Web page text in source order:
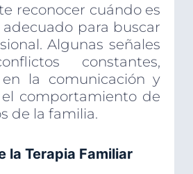
reconocer cuándo es
para buscar
Algunas señales
constantes,
la comunicación y
comportamiento de
de la familia.
la Terapia Familiar